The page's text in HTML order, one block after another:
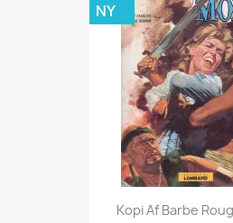
Kopi Af Barbe
NY